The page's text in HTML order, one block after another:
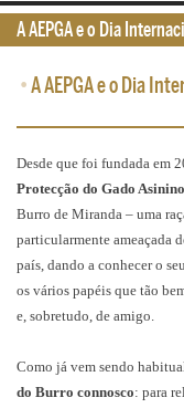
•A AEPGA e o Dia
Desde que foi fundada em
Protecção do Gado
Burro de Miranda – uma
particularmente ameaçada
país, dando a conhecer o
os vários papéis que tão
e, sobretudo, de amigo.
Como já vem sendo
do Burro connosco: para
A AEPGA e o Dia